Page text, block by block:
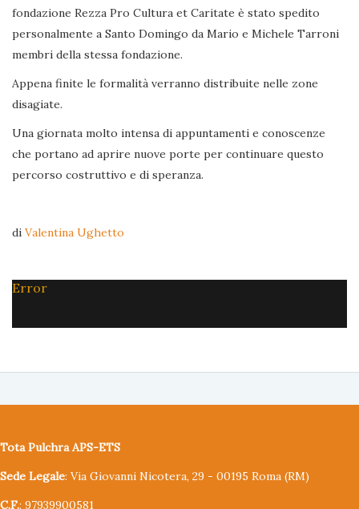
fondazione Rezza Pro Cultura et Caritate è stato spedito
personalmente a Santo Domingo da Mario e Michele Tarroni
membri della stessa fondazione.
Appena finite le formalità verranno distribuite nelle zone
disagiate.
Una giornata molto intensa di appuntamenti e conoscenze
che portano ad aprire nuove porte per continuare questo
percorso costruttivo e di speranza.
di Valentina Ughetto
Error
Tota Pulchra APS-ETS
Sede Legale: Via Giovanni Nicotera, 29 - 00195 Roma (RM)
C.F.: 97939900581